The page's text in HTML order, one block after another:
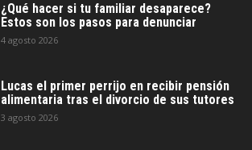
¿Qué hacer si tu familiar desaparece?
Estos son los pasos para denunciar
4 agosto 2026
Lucas el primer perrijo en recibir pensión
alimentaria tras el divorcio de sus tutores
3 agosto 2026